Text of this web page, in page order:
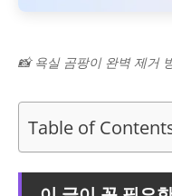
📸 욕실 곰팡이 완벽 제거
Table of